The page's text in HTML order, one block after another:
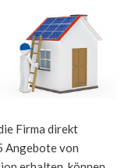
Firma direkt
Angebote von